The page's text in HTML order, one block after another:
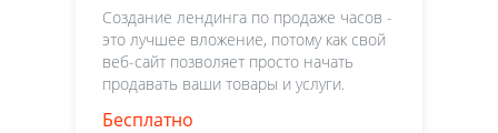
Создание лендинга по продаже часов -
это лучшее вложение, потому как свой
веб-сайт позволяет просто начать
продавать ваши товары и услуги.
Бесплатно